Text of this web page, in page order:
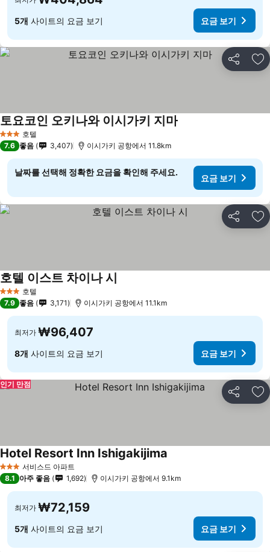
5개 사이트의 요금 보기 요금 보기
공유 즐
3 성급 호텔
토요코인 오키나와 이시가키 지마
7.6 좋음 3,407 이시가키 공항에서 11.8km
날짜를 선택해 정확한 요금을 확인해 주세요.
요금 보기
공유 즐
3 성급 호텔
호텔 이스트 차이나 시
7.9 좋음 3,171 이시가키 공항에서 11.1km
최저가 ₩96,407
8개 사이트의 요금 보기 요금 보기
공유 즐
인기 만점
3 성급 서비스드 아파트
Hotel Resort Inn Ishigakijima
8.1 아주 좋음 1,692 이시가키 공항에서 9.1km
최저가 ₩72,159
5개 사이트의 요금 보기 요금 보기